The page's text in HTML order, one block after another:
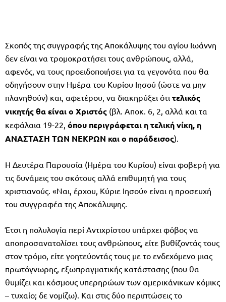
Σκοπός της συγγραφής της Αποκάλυψης του αγίου Ιωάννη
δεν είναι να τρομοκρατήσει τους ανθρώπους, αλλά,
αφενός, να τους προειδοποιήσει για τα γεγονότα που θα
οδηγήσουν στην Ημέρα του Κυρίου Ιησού (ώστε να μην
πλανηθούν) και, αφετέρου, να διακηρύξει ότι τελικός
νικητής θα είναι ο Χριστός (βλ. Αποκ. 6, 2, αλλά και τα
κεφάλαια 19-22, όπου περιγράφεται η τελική νίκη, η
ΑΝΑΣΤΑΣΗ ΤΩΝ ΝΕΚΡΩΝ και ο παράδεισος).
Η Δευτέρα Παρουσία (Ημέρα του Κυρίου) είναι φοβερή για
τις δυνάμεις του σκότους αλλά επιθυμητή για τους
χριστιανούς. «Ναι, έρχου, Κύριε Ιησού» είναι η προσευχή
του συγγραφέα της Αποκάλυψης.
Έτσι η πολυλογία περί Αντιχρίστου υπάρχει φόβος να
αποπροσανατολίσει τους ανθρώπους, είτε βυθίζοντάς τους
στον τρόμο, είτε γοητεύοντάς τους με το ενδεχόμενο μιας
πρωτόγνωρης, εξωπραγματικής κατάστασης (που θα
θυμίζει και κόσμους υπερηρώων των αμερικάνικων κόμικς
– τυχαίο; δε νομίζω). Και στις δύο περιπτώσεις το